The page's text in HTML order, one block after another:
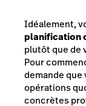
Idéalement,
planification
plutôt que de
Pour
demande que
opérations
concrètes